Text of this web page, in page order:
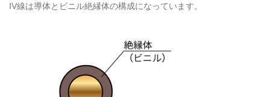
IV線は導体とビニル絶縁体の構成になっています。